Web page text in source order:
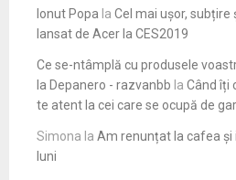
Ionut Popa la Cel mai ușor,
lansat de Acer la CES2019
Ce se-ntâmplă cu produsele
la Depanero - razvanbb la Când îți
te atent la cei care se ocupă de
Simona la Am renunțat la cafea
luni